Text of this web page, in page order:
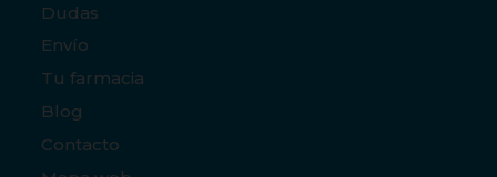
Dudas
Envío
Tu farmacia
Blog
Contacto